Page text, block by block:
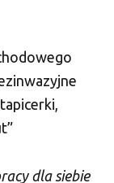
dla siebie